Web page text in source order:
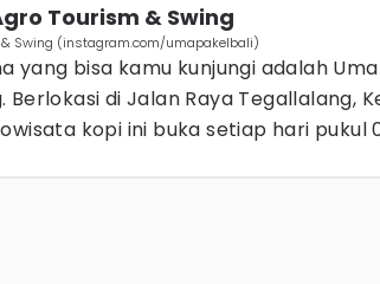
Tourism & Swing
& Swing (instagram.com/umapakelbali)
yang bisa kamu kunjungi adalah
Berlokasi di Jalan Raya Tegallalang,
kopi ini buka setiap hari pukul